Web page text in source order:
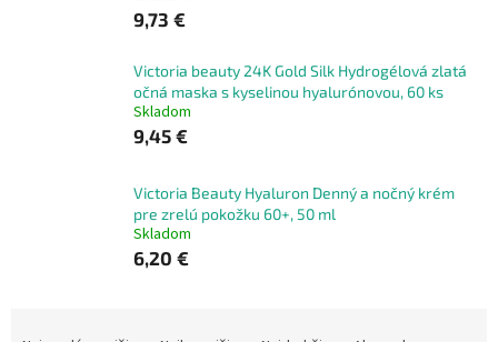
9,73 €
Victoria beauty 24K Gold Silk Hydrogélová zlatá
očná maska s kyselinou hyalurónovou, 60 ks
Skladom
9,45 €
Victoria Beauty Hyaluron Denný a nočný krém
pre zrelú pokožku 60+, 50 ml
Skladom
6,20 €